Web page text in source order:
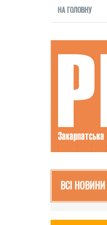
НА ГОЛОВНУ
ВСІ НОВИНИ